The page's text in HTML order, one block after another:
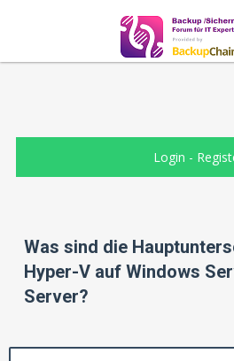
Login -
Was sind die
Hyper-V auf Windows
Server?